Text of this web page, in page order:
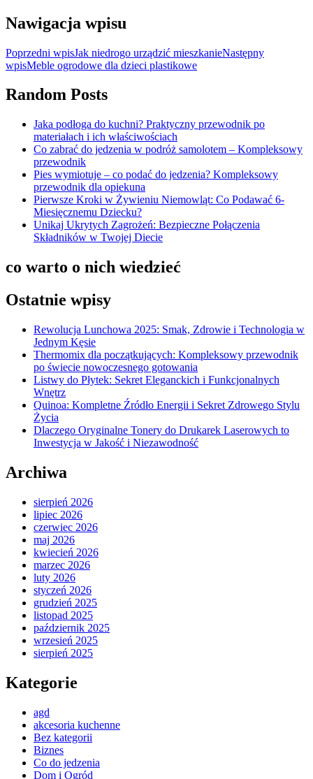
Nawigacja wpisu
Poprzedni wpisJak niedrogo urządzić mieszkanieNastępny
wpisMeble ogrodowe dla dzieci plastikowe
Random Posts
Jaka podłoga do kuchni? Praktyczny przewodnik po
materiałach i ich właściwościach
Co zabrać do jedzenia w podróż samolotem – Kompleksowy
przewodnik
Pies wymiotuje – co podać do jedzenia? Kompleksowy
przewodnik dla opiekuna
Pierwsze Kroki w Żywieniu Niemowląt: Co Podawać 6-
Miesięcznemu Dziecku?
Unikaj Ukrytych Zagrożeń: Bezpieczne Połączenia
Składników w Twojej Diecie
co warto o nich wiedzieć
Ostatnie wpisy
Rewolucja Lunchowa 2025: Smak, Zdrowie i Technologia w
Jednym Kęsie
Thermomix dla początkujących: Kompleksowy przewodnik
po świecie nowoczesnego gotowania
Listwy do Płytek: Sekret Eleganckich i Funkcjonalnych
Wnętrz
Quinoa: Kompletne Źródło Energii i Sekret Zdrowego Stylu
Życia
Dlaczego Oryginalne Tonery do Drukarek Laserowych to
Inwestycja w Jakość i Niezawodność
Archiwa
sierpień 2026
lipiec 2026
czerwiec 2026
maj 2026
kwiecień 2026
marzec 2026
luty 2026
styczeń 2026
grudzień 2025
listopad 2025
październik 2025
wrzesień 2025
sierpień 2025
Kategorie
agd
akcesoria kuchenne
Bez kategorii
Biznes
Co do jedzenia
Dom i Ogród